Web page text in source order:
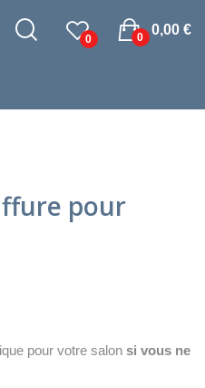
0
0,00 €
0
pour
pour votre salon si vous ne